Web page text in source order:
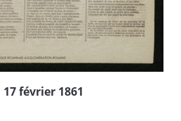
février 1861